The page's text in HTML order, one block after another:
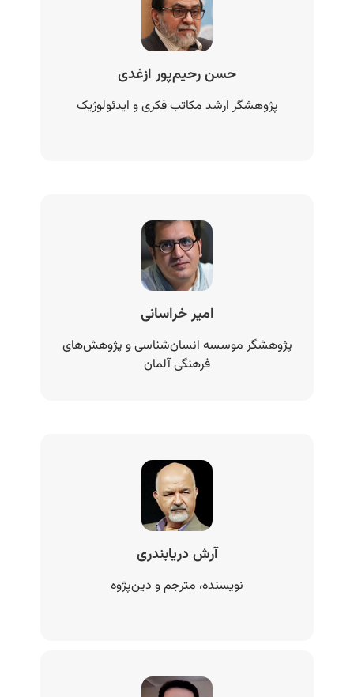
امیر خراسانی
پژوهشگر موسسه انسان‌شناسی و پژوهش‌های
فرهنگی آلمان
حسن رحیم‌پور ازغدی
پژوهشگر ارشد مکاتب فکری و ایدئولوژیک
آرش دریابندری
نویسنده، مترجم و دین‌پژوه